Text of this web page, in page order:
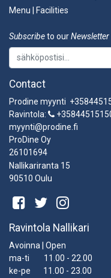
Menu
Facilities
Subscribeto ourNewsletter
Contact
Prodine myynti
Ravintola:
myynti@prodine.fi
ProDine Oy
26101694
Nallikariranta 15
90510 Oulu
Ravintola Nallikari
Avoinna | Open
ma-ti 11.00 - 22.00
ke-pe 11.00 - 23.00